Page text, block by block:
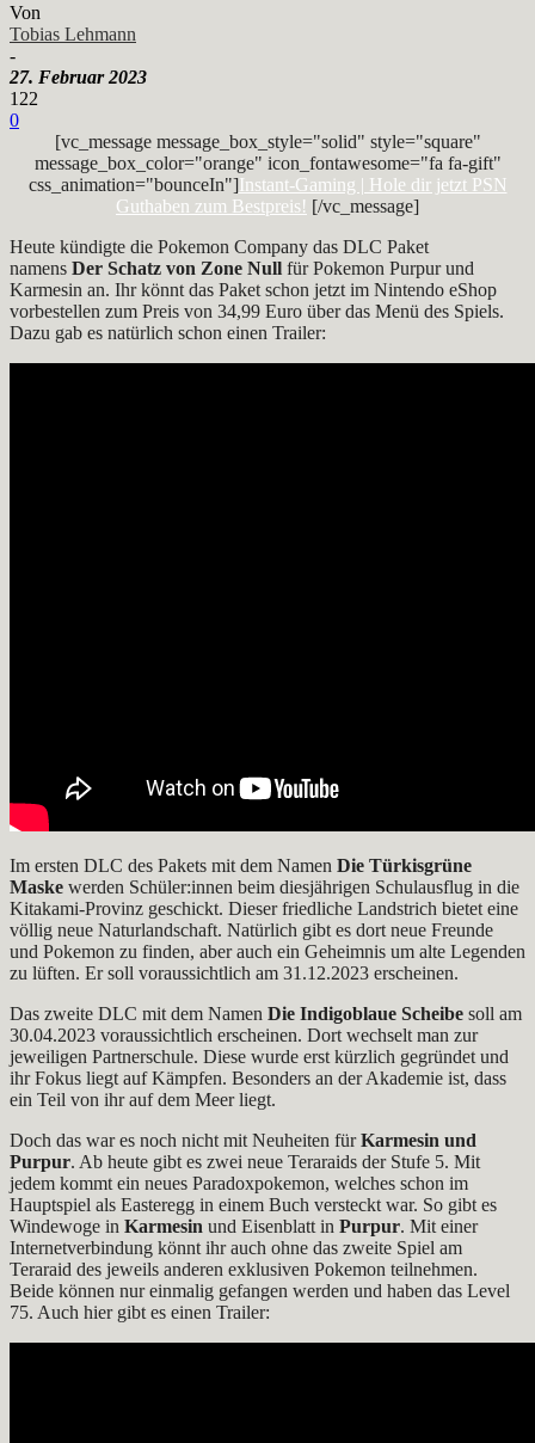
Von
Tobias Lehmann
-
27. Februar 2023
122
0
[vc_message message_box_style="solid" style="square"
message_box_color="orange" icon_fontawesome="fa fa-gift"
css_animation="bounceIn"]Instant-Gaming | Hole dir jetzt PSN
Guthaben zum Bestpreis! [/vc_message]
Heute kündigte die Pokemon Company das DLC Paket
namens Der Schatz von Zone Null für Pokemon Purpur und
Karmesin an. Ihr könnt das Paket schon jetzt im Nintendo eShop
vorbestellen zum Preis von 34,99 Euro über das Menü des Spiels.
Dazu gab es natürlich schon einen Trailer:
Im ersten DLC des Pakets mit dem Namen Die Türkisgrüne
Maske werden Schüler:innen beim diesjährigen Schulausflug in die
Kitakami-Provinz geschickt. Dieser friedliche Landstrich bietet eine
völlig neue Naturlandschaft. Natürlich gibt es dort neue Freunde
und Pokemon zu finden, aber auch ein Geheimnis um alte Legenden
zu lüften. Er soll voraussichtlich am 31.12.2023 erscheinen.
Das zweite DLC mit dem Namen Die Indigoblaue Scheibe soll am
30.04.2023 voraussichtlich erscheinen. Dort wechselt man zur
jeweiligen Partnerschule. Diese wurde erst kürzlich gegründet und
ihr Fokus liegt auf Kämpfen. Besonders an der Akademie ist, dass
ein Teil von ihr auf dem Meer liegt.
Doch das war es noch nicht mit Neuheiten fürKarmesin und
Purpur. Ab heute gibt es zwei neue Teraraids der Stufe 5. Mit
jedem kommt ein neues Paradoxpokemon, welches schon im
Hauptspiel als Easteregg in einem Buch versteckt war. So gibt es
Windewoge in Karmesin und Eisenblatt in Purpur. Mit einer
Internetverbindung könnt ihr auch ohne das zweite Spiel am
Teraraid des jeweils anderen exklusiven Pokemon teilnehmen.
Beide können nur einmalig gefangen werden und haben das Level
75. Auch hier gibt es einen Trailer: